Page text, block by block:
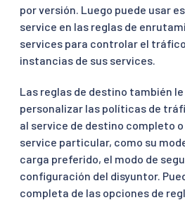
por versión. Luego puede usar
service en las reglas de
services para controlar el
instancias de sus services.
Las reglas de destino también
personalizar las políticas de
al service de destino completo
service particular, como su
carga preferido, el modo de
configuración del disyuntor.
completa de las opciones de